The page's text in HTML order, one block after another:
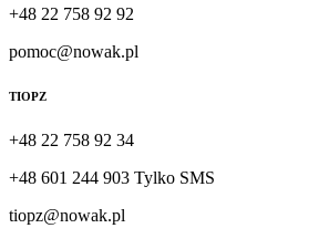
+48 22 758 92 92
pomoc@nowak.pl
TIOPZ
+48 22 758 92 34
+48 601 244 903 Tylko SMS
tiopz@nowak.pl